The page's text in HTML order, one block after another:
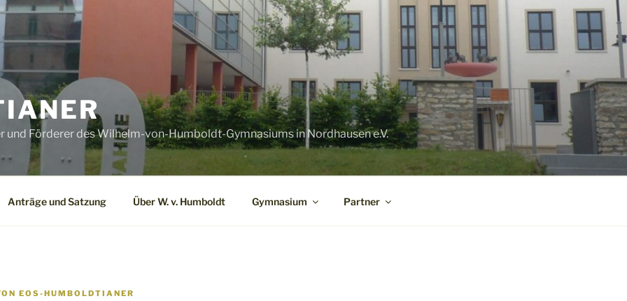
und Förderer des Wilhelm-von-Humboldt-Gymnasiums in Nordhausen e.V.
Anträge und Satzung Über W. v. Humboldt Gymnasium Partner
EOS-HUMBOLDTIANER